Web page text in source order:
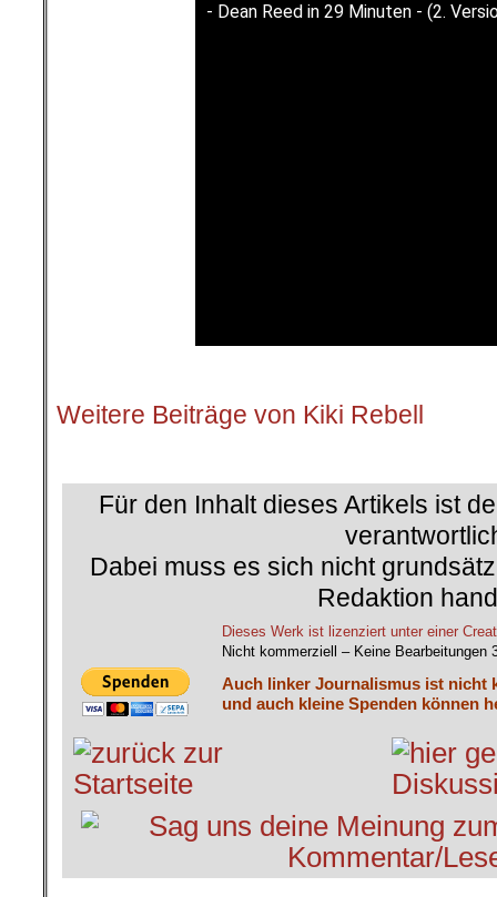
- Dean Reed in 29 Minuten - (2.
Weitere Beiträge von Kiki Rebell
Für den Inhalt dieses Artikels ist
Dabei muss es sich nicht
Redaktion
Dieses Werk ist lizenziert unter einer
Nicht kommerziell – Keine Bearbeitungen
Auch linker Journalismus ist nicht
und auch kleine Spenden können